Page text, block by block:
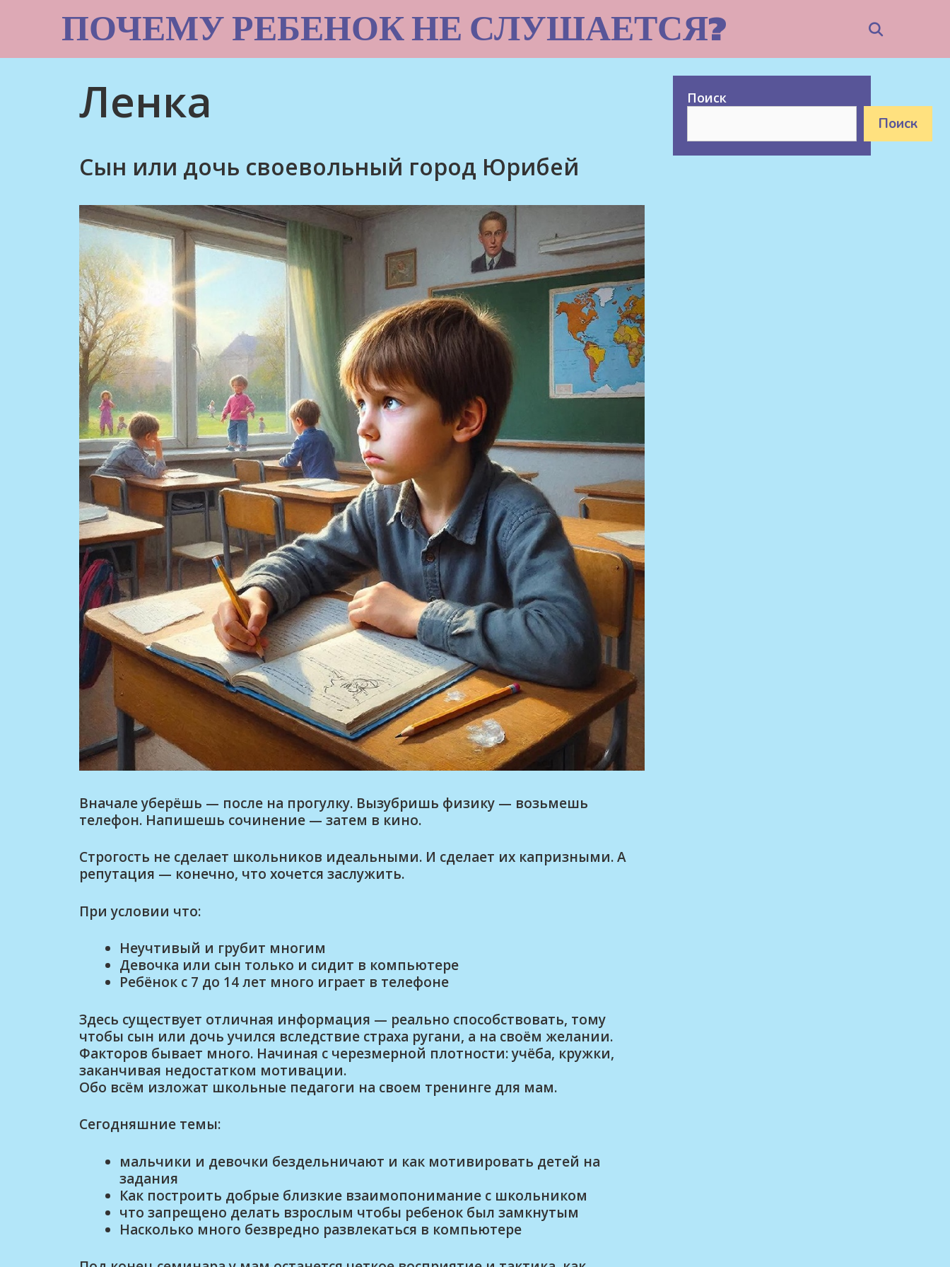
ПОЧЕМУ РЕБЕНОК НЕ СЛУШАЕТСЯ?
Ленка
Сын или дочь своевольный город Юрибей
Вначале уберёшь — после на прогулку. Вызубришь физику — возьмешь
телефон. Напишешь сочинение — затем в кино.
Строгость не сделает школьников идеальными. И сделает их капризными. А
репутация — конечно, что хочется заслужить.
При условии что:
Неучтивый и грубит многим
Девочка или сын только и сидит в компьютере
Ребёнок с 7 до 14 лет много играет в телефоне
Здесь существует отличная информация — реально способствовать, тому
чтобы сын или дочь учился вследствие страха ругани, а на своём желании.
Факторов бывает много. Начиная с черезмерной плотности: учёба, кружки,
заканчивая недостатком мотивации.
Обо всём изложат школьные педагоги на своем тренинге для мам.
Сегодняшние темы:
мальчики и девочки бездельничают и как мотивировать детей на
задания
Как построить добрые близкие взаимопонимание с школьником
что запрещено делать взрослым чтобы ребенок был замкнутым
Насколько много безвредно развлекаться в компьютере
Поиск
Поиск